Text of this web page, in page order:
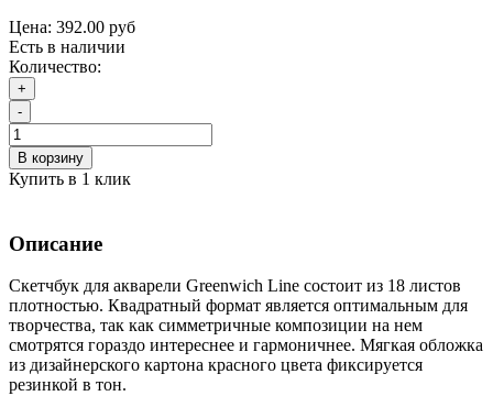
Цена: 392.00 руб
Есть в наличии
Количество:
+
-
В корзину
Купить в 1 клик
Описание
Скетчбук для акварели Greenwich Line состоит из 18 листов
плотностью. Квадратный формат является оптимальным для
творчества, так как симметричные композиции на нем
смотрятся гораздо интереснее и гармоничнее. Мягкая обложка
из дизайнерского картона красного цвета фиксируется
резинкой в тон.